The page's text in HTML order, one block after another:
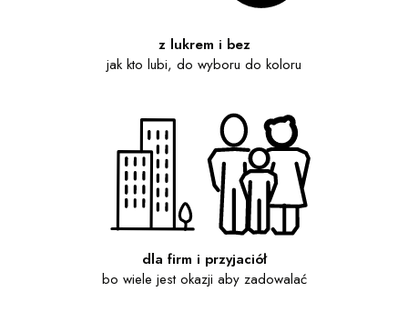
z lukrem i bez
jak kto lubi, do wyboru do koloru
dla firm i przyjaciół
bo wiele jest okazji aby zadowalać